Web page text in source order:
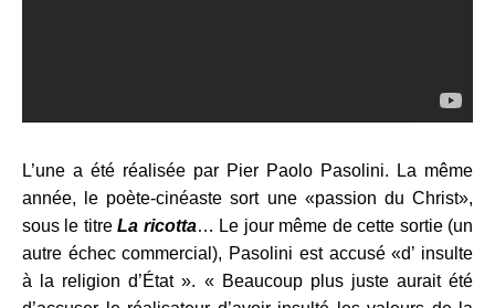
L’une a été réalisée par Pier Paolo Pasolini. La même
année, le poète-cinéaste sort une «passion du Christ»,
sous le titreLa ricotta… Le jour même de cette sortie (un
autre échec commercial), Pasolini est accusé «d’ insulte
à la religion d’État ». « Beaucoup plus juste aurait été